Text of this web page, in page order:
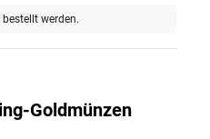
werden.
Goldmünzen